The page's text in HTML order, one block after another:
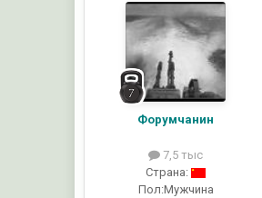
Форумчанин
7,5 тыс
Страна:
Пол:Мужчина